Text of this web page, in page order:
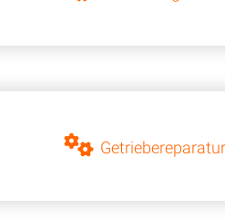
Getriebereparatur